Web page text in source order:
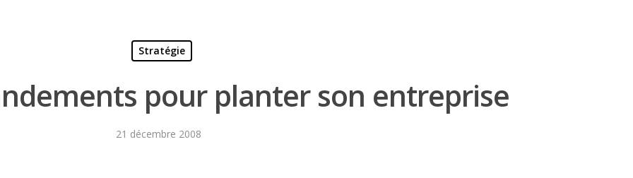
Stratégie
pour planter son entreprise
21 décembre 2008